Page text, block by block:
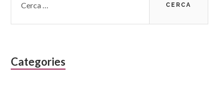
lateral
subsidiària
Categories